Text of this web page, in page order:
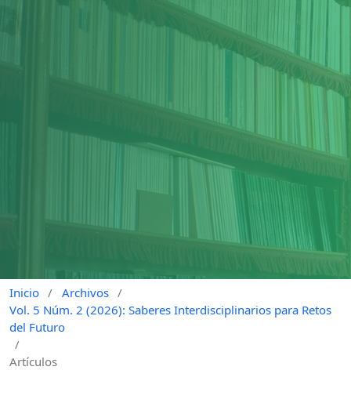
Inicio / Archivos /
Vol. 5 Núm. 2 (2026): Saberes Interdisciplinarios para Retos
del Futuro
/
Artículos